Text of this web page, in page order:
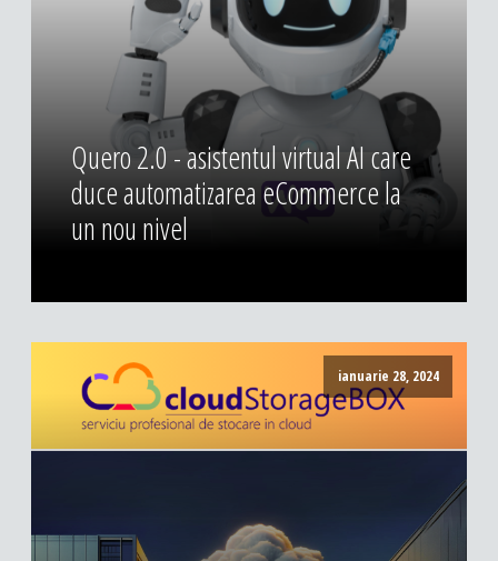
Quero 2.0 - asistentul virtual AI care
duce automatizarea eCommerce la
un nou nivel
ianuarie 28, 2024